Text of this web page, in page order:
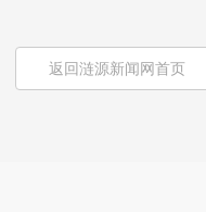
返回涟源新闻网首页